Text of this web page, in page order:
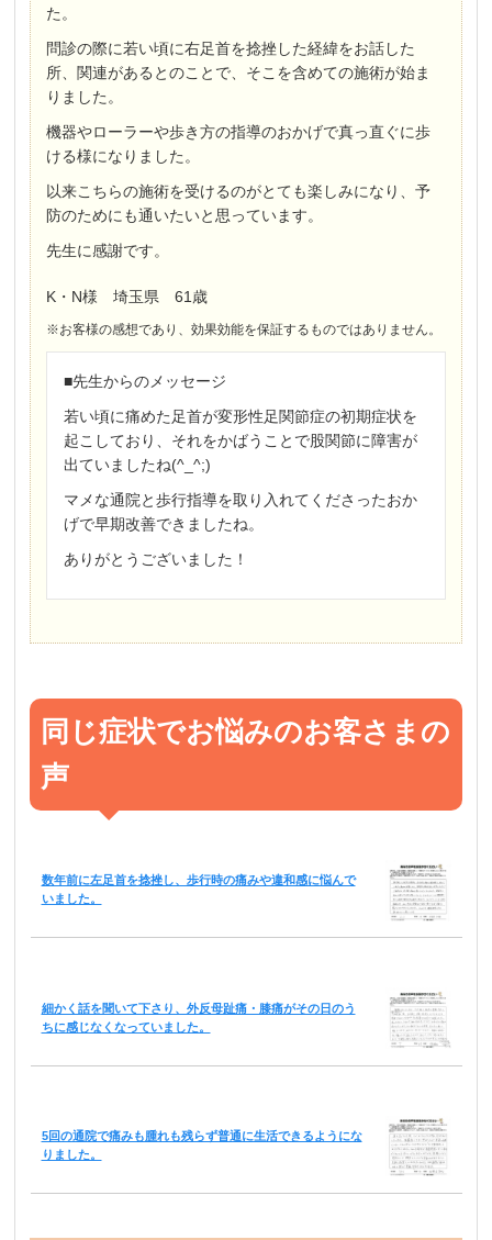
た。
問診の際に若い頃に右足首を捻挫した経緯をお話した
所、関連があるとのことで、そこを含めての施術が始ま
りました。
機器やローラーや歩き方の指導のおかげで真っ直ぐに歩
ける様になりました。
以来こちらの施術を受けるのがとても楽しみになり、予
防のためにも通いたいと思っています。
先生に感謝です。
K・N様 埼玉県 61歳
※お客様の感想であり、効果効能を保証するものではありません。
■先生からのメッセージ
若い頃に痛めた足首が変形性足関節症の初期症状を
起こしており、それをかばうことで股関節に障害が
出ていましたね(^_^;)
マメな通院と歩行指導を取り入れてくださったおか
げで早期改善できましたね。
ありがとうございました！
同じ症状でお悩みのお客さまの
声
数年前に左足首を捻挫し、歩行時の痛みや違和感に悩んで
いました。
細かく話を聞いて下さり、外反母趾痛・膝痛がその日のう
ちに感じなくなっていました。
5回の通院で痛みも腫れも残らず普通に生活できるようにな
りました。